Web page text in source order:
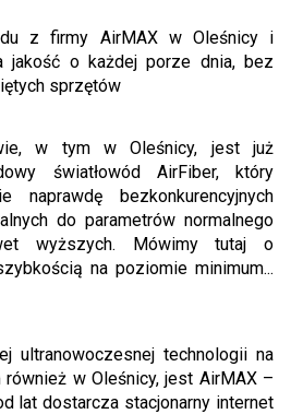
z firmy AirMAX w Oleśnicy i
jakość o każdej porze dnia, bez
sprzętów
w tym w Oleśnicy, jest już
światłowód AirFiber, który
naprawdę bezkonkurencyjnych
do parametrów normalnego
wyższych. Mówimy tutaj o
na poziomie minimum...
ultranowoczesnej technologii na
w Oleśnicy, jest AirMAX –
lat dostarcza stacjonarny internet